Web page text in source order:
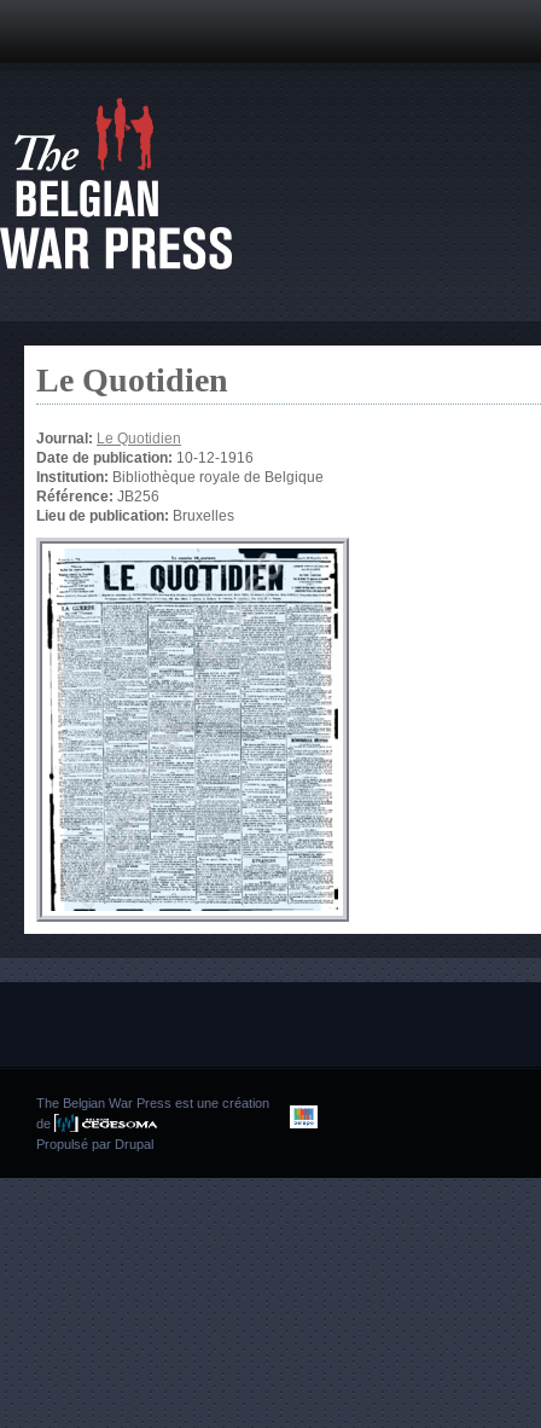
Le Quotidien
Journal: Le Quotidien
Date de publication: 10-12-1916
Institution: Bibliothèque royale de Belgique
Référence: JB256
Lieu de publication: Bruxelles
The Belgian War Press est une création
de
Propulsé par Drupal